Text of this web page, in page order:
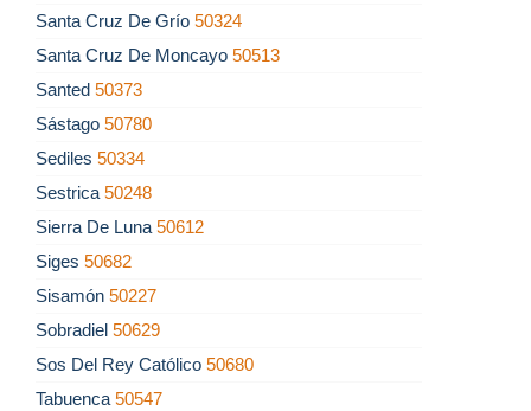
Santa Cruz De Grío 50324
Santa Cruz De Moncayo 50513
Santed 50373
Sástago 50780
Sediles 50334
Sestrica 50248
Sierra De Luna 50612
Siges 50682
Sisamón 50227
Sobradiel 50629
Sos Del Rey Católico 50680
Tabuenca 50547